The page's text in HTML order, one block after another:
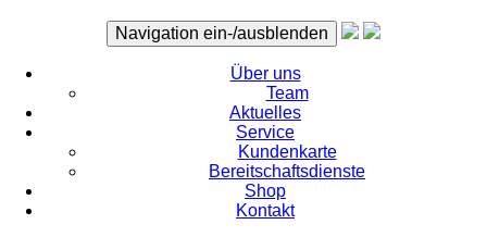
Navigation ein-/ausblenden
Über uns
Team
Aktuelles
Service
Kundenkarte
Bereitschaftsdienste
Shop
Kontakt